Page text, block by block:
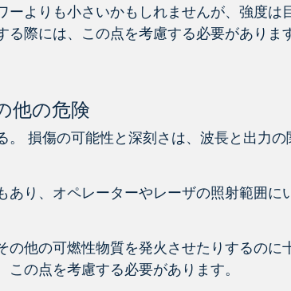
よりも小さいかもしれませんが、強度は
際には、この点を考慮する必要があります
他の危険
損傷の可能性と深刻さは、波長と出力
り、オペレーターやレーザの照射範囲に
他の可燃性物質を発火させたりするのに
の点を考慮する必要があります。